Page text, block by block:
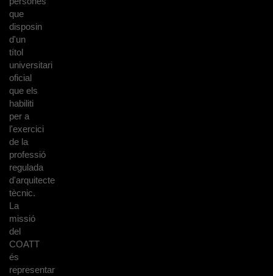
que
disposin
d'un
títol
universitari
oficial
que els
habiliti
per a
l'exercici
de la
professió
regulada
d'arquitecte
tècnic.
La
missió
del
COATT
és
representar